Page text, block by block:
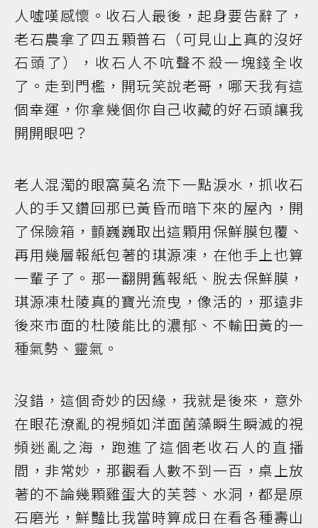
人噓嘆感懷。收石人最後，起身要告辭了，
老石農拿了四五顆普石（可見山上真的沒好
石頭了），收石人不吭聲不殺一塊錢全收
了。走到門檻，開玩笑說老哥，哪天我有這
個幸運，你拿幾個你自己收藏的好石頭讓我
開開眼吧？
老人混濁的眼窩莫名流下一點淚水，抓收石
人的手又鑽回那已黃昏而暗下來的屋內，開
了保險箱，顫巍巍取出這顆用保鮮膜包覆、
再用幾層報紙包著的琪源凍，在他手上也算
一輩子了。那一翻開舊報紙、脫去保鮮膜，
琪源凍杜陵真的寶光流曳，像活的，那遠非
後來市面的杜陵能比的濃郁、不輸田黃的一
種氣勢、靈氣。
沒錯，這個奇妙的因緣，我就是後來，意外
在眼花潦亂的視頻如洋面菌藻瞬生瞬滅的視
頻迷亂之海，跑進了這個老收石人的直播
間，非常妙，那觀看人數不到一百，桌上放
著的不論幾顆雞蛋大的芙蓉、水洞，都是原
石磨光，鮮豔比我當時算成日在看各種壽山